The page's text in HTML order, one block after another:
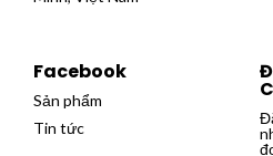
Facebook
Sản phẩm
Tin tức